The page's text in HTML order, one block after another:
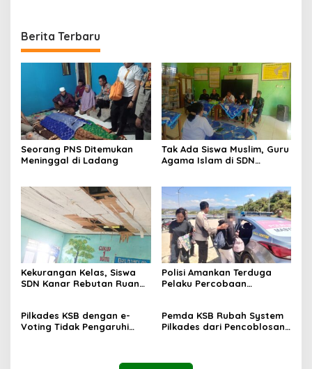
Berita Terbaru
Seorang PNS Ditemukan
Meninggal di Ladang
Tak Ada Siswa Muslim, Guru
Agama Islam di SDN
Kekurangan Kelas, Siswa
SDN Kanar Rebutan Ruang
Polisi Amankan Terduga
Pelaku Percobaan
Pilkades KSB dengan e-
Voting Tidak Pengaruhi
Pemda KSB Rubah System
Pilkades dari Pencoblosan